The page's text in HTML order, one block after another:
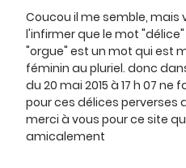
Coucou il me semble, mais
l'infirmer que le mot
"orgue" est un mot qui est
féminin au pluriel. donc
du 20 mai 2015 à 17 h 07
pour ces délices perverses
merci à vous pour ce site
amicalement